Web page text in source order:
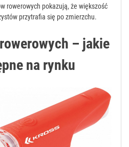
rowerowych pokazują, że większość
przytrafia się po zmierzchu.
– jakie
na rynku